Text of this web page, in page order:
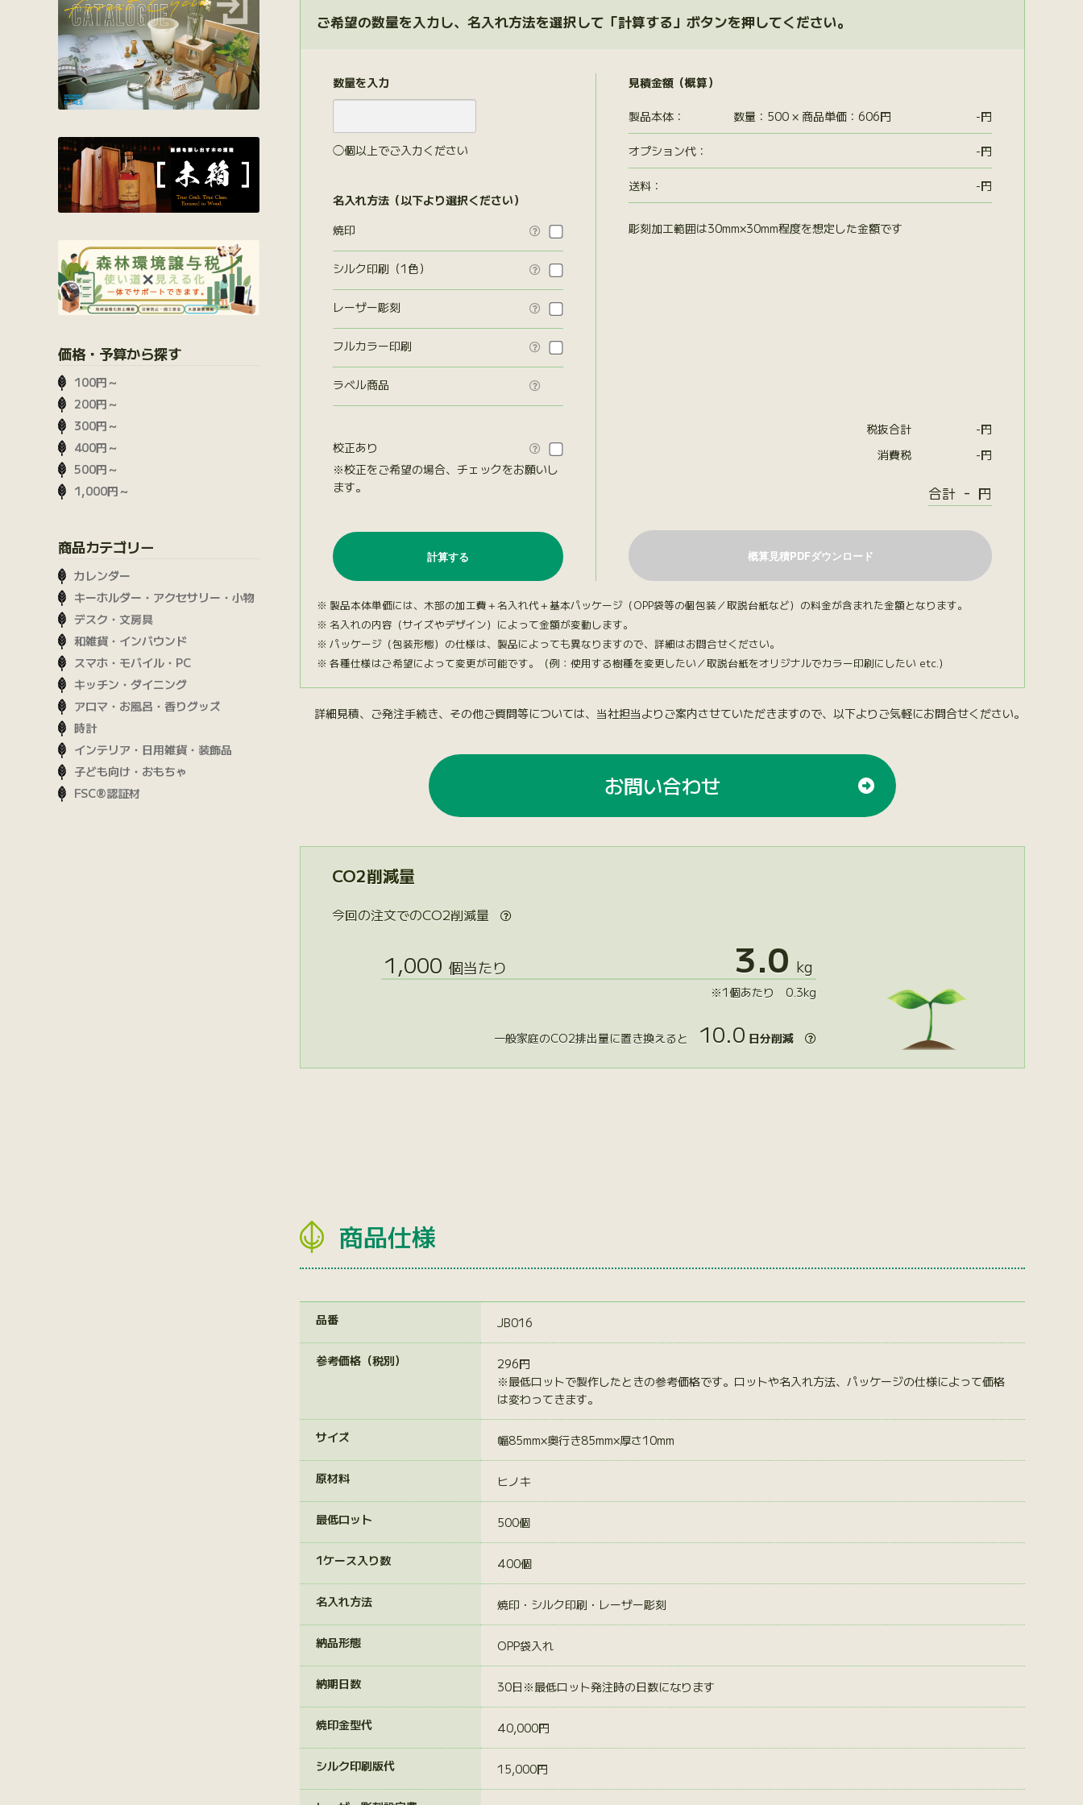
ご希望の数量を入力し、名入れ方法を選択して「計算する」ボタンを押してください。
数量を入力
◯個以上でご入力ください
名入れ方法（以下より選択ください）
焼印

シルク印刷（1色） 
レーザー彫刻 
フルカラー印刷 
ラベル商品 
校正あり 
※校正をご希望の場合、チェックをお願いし
ます。
見積金額（概算）
製品本体： 数量：500 × 商品単価：606円 -円
オプション代 ： -円
送料： -円
彫刻加工範囲は30mm×30mm程度を想定した金額です
税抜合計 -円
消費税
-円
合計 - 円
製品本体単価には、木部の加工費＋名入れ代＋基本パッケージ（OPP袋等の個包装／取説台紙など）の料金が含まれた金額となります。
名入れの内容（サイズやデザイン）によって金額が変動します。
パッケージ（包装形態）の仕様は、製品によっても異なりますので、詳細はお問合せください。
各種仕様はご希望によって変更が可能です。（例：使用する樹種を変更したい／取説台紙をオリジナルでカラー印刷にしたい etc.）
詳細見積、ご発注手続き、その他ご質問等については、当社担当よりご案内させていただきますので、以下よりご気軽にお問合せください。
お問い合わせ
CO2削減量
今回の注文でのCO2削減量 
1,000 個当たり 3.0 kg
※1個あたり 0.3kg
一般家庭のCO2排出量に置き換えると 10.0 日分削減 
商品仕様
品番 JB016
参考価格（税別）
296円
※最低ロットで製作したときの参考価格です。ロットや名入れ方法、パッケージの仕様によって価格
は変わってきます。
サイズ 幅85mm×奥行き85mm×厚さ10mm
原材料 ヒノキ
最低ロット 500個
1ケース入り数 400個
名入れ方法 焼印・シルク印刷・レーザー彫刻
納品形態 OPP袋入れ
納期日数 30日※最低ロット発注時の日数になります
焼印金型代 40,000円
シルク印刷版代 15,000円
価格・予算から探す
100円～
200円～
300円～
400円～
500円～
1,000円～
商品カテゴリー
カレンダー
キーホルダー・アクセサリー・小物
デスク・文房具
和雑貨・インバウンド
スマホ・モバイル・PC
キッチン・ダイニング
アロマ・お風呂・香りグッズ
時計
インテリア・日用雑貨・装飾品
子ども向け・おもちゃ
FSC®認証材